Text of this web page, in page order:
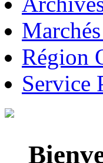
Région
Service